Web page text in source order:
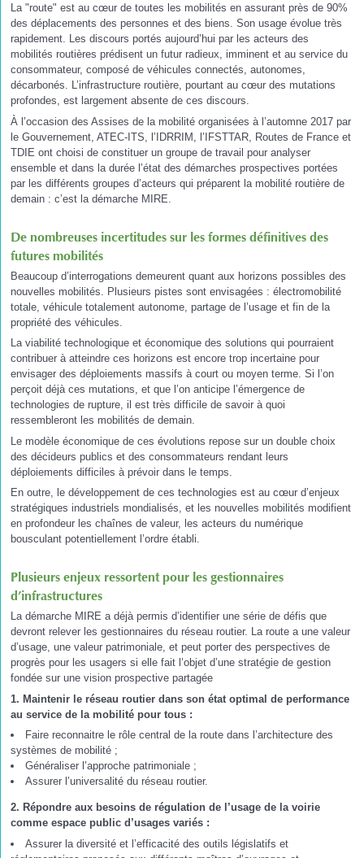
La "route" est au cœur de toutes les mobilités en assurant près de 90%
des déplacements des personnes et des biens. Son usage évolue très
rapidement. Les discours portés aujourd’hui par les acteurs des
mobilités routières prédisent un futur radieux, imminent et au service du
consommateur, composé de véhicules connectés, autonomes,
décarbonés. L’infrastructure routière, pourtant au cœur des mutations
profondes, est largement absente de ces discours.
À l’occasion des Assises de la mobilité organisées à l’automne 2017 par
le Gouvernement, ATEC-ITS, l’IDRRIM, l’IFSTTAR, Routes de France et
TDIE ont choisi de constituer un groupe de travail pour analyser
ensemble et dans la durée l’état des démarches prospectives portées
par les différents groupes d’acteurs qui préparent la mobilité routière de
demain : c’est la démarche MIRE.
De nombreuses incertitudes sur les formes définitives des
futures mobilités
Beaucoup d’interrogations demeurent quant aux horizons possibles des
nouvelles mobilités. Plusieurs pistes sont envisagées : électromobilité
totale, véhicule totalement autonome, partage de l’usage et fin de la
propriété des véhicules.
La viabilité technologique et économique des solutions qui pourraient
contribuer à atteindre ces horizons est encore trop incertaine pour
envisager des déploiements massifs à court ou moyen terme. Si l’on
perçoit déjà ces mutations, et que l’on anticipe l’émergence de
technologies de rupture, il est très difficile de savoir à quoi
ressembleront les mobilités de demain.
Le modèle économique de ces évolutions repose sur un double choix
des décideurs publics et des consommateurs rendant leurs
déploiements difficiles à prévoir dans le temps.
En outre, le développement de ces technologies est au cœur d’enjeux
stratégiques industriels mondialisés, et les nouvelles mobilités modifient
en profondeur les chaînes de valeur, les acteurs du numérique
bousculant potentiellement l’ordre établi.
Plusieurs enjeux ressortent pour les gestionnaires
d’infrastructures
La démarche MIRE a déjà permis d’identifier une série de défis que
devront relever les gestionnaires du réseau routier. La route a une valeur
d’usage, une valeur patrimoniale, et peut porter des perspectives de
progrès pour les usagers si elle fait l’objet d’une stratégie de gestion
fondée sur une vision prospective partagée
1. Maintenir le réseau routier dans son état optimal de performance
au service de la mobilité pour tous :
Faire reconnaitre le rôle central de la route dans l’architecture des
systèmes de mobilité ;
Généraliser l’approche patrimoniale ;
Assurer l’universalité du réseau routier.
2. Répondre aux besoins de régulation de l’usage de la voirie
comme espace public d’usages variés :
Assurer la diversité et l’efficacité des outils législatifs et